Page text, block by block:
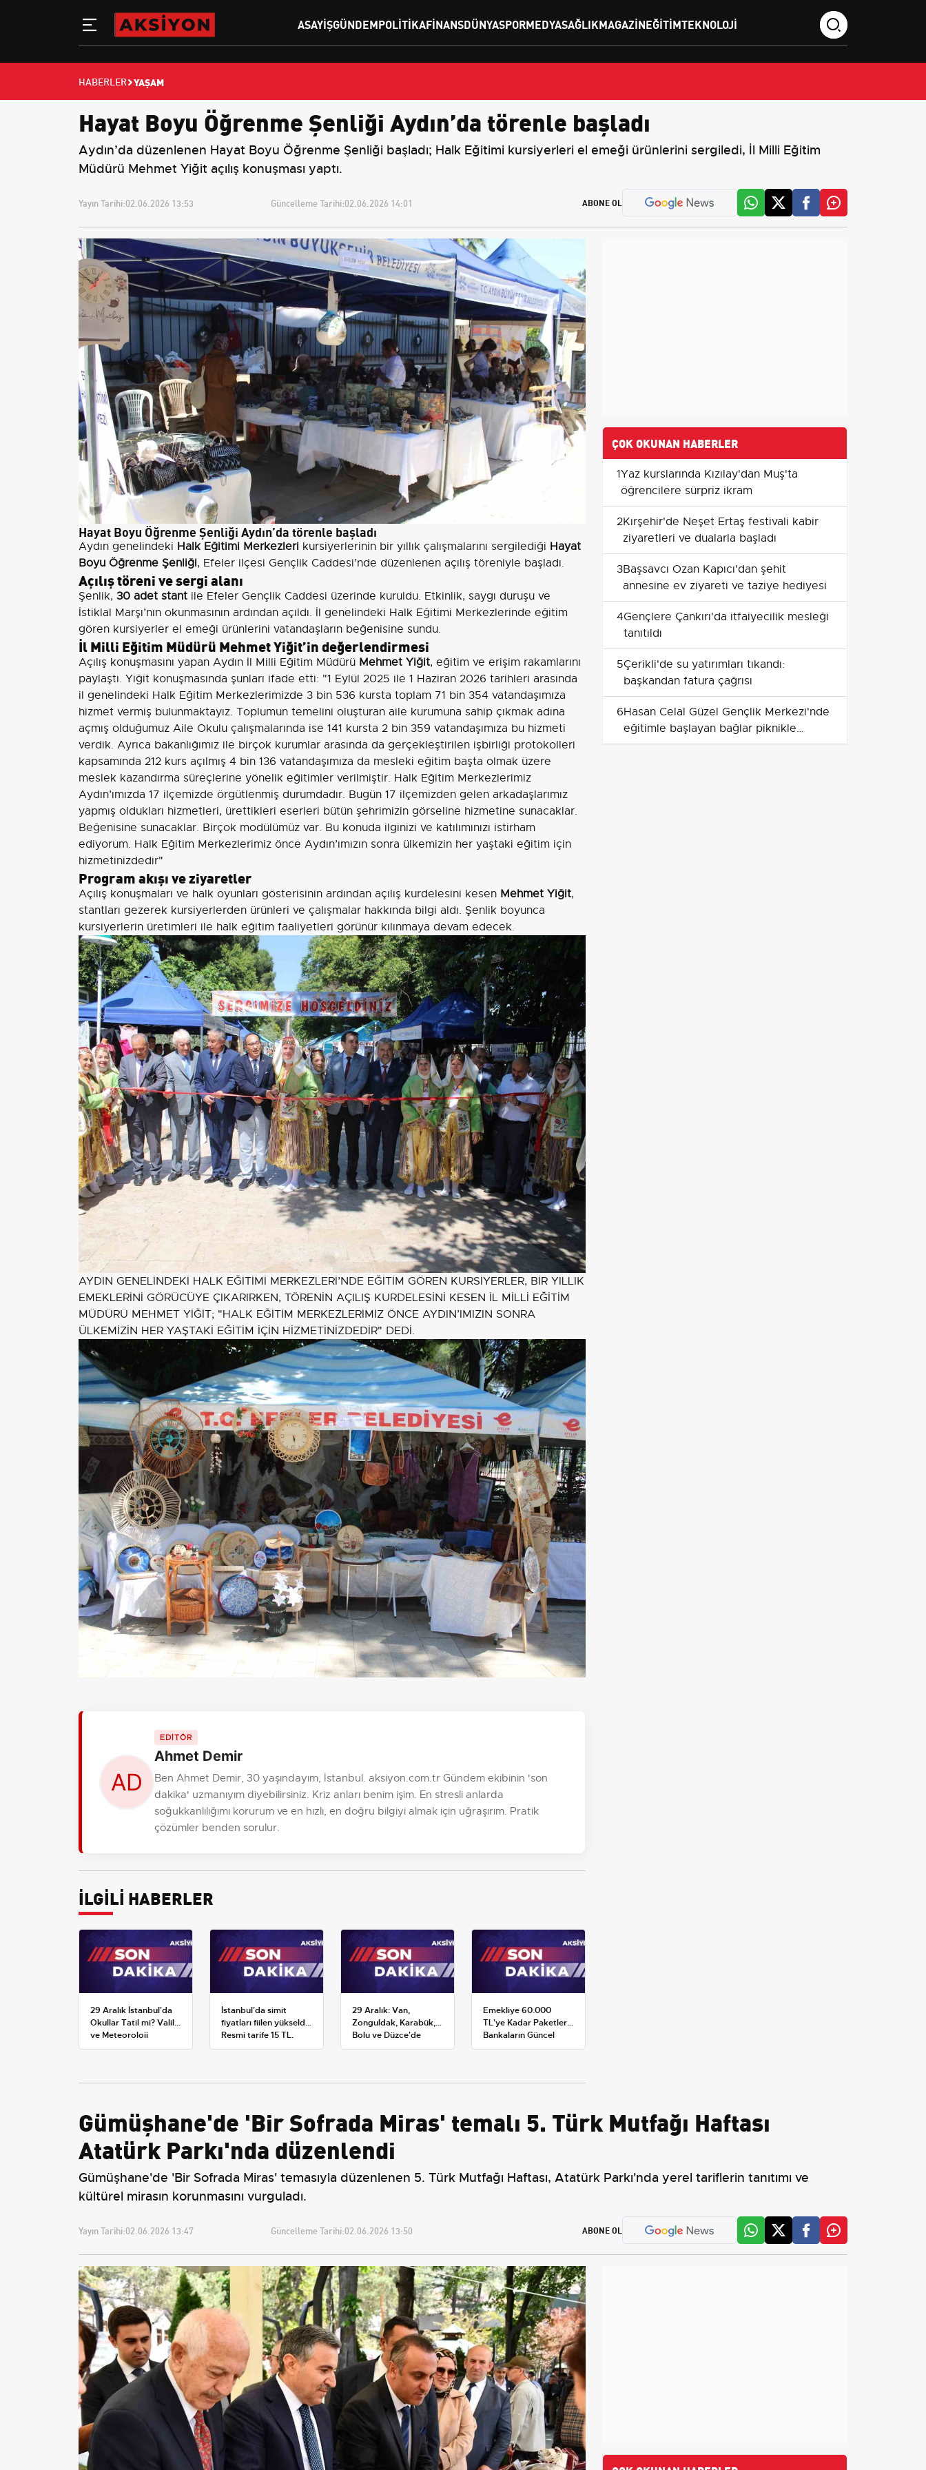
ASAYIŞGÜNDEMPOLITIKAFINANSDÜNYASPORMEDYASAĞLIKMAGAZINEĞITIMTEKNOLOJI
HABERLER YAŞAM
Hayat Boyu Öğrenme Şenliği Aydın’da törenle başladı
Aydın’da düzenlenen Hayat Boyu Öğrenme Şenliği başladı; Halk Eğitimi kursiyerleri el emeği ürünlerini sergiledi, İl Milli Eğitim
Müdürü Mehmet Yiğit açılış konuşması yaptı.
Yayın Tarihi:02.06.2026 13:53 Güncelleme Tarihi:02.06.2026 14:01 ABONE OL
Hayat Boyu Öğrenme Şenliği Aydın’da törenle başladı
Aydın genelindeki Halk Eğitimi Merkezleri kursiyerlerinin bir yıllık çalışmalarını sergilediği Hayat
Boyu Öğrenme Şenliği, Efeler ilçesi Gençlik Caddesi’nde düzenlenen açılış töreniyle başladı.
Açılış töreni ve sergi alanı
Şenlik, 30 adet stant ile Efeler Gençlik Caddesi üzerinde kuruldu. Etkinlik, saygı duruşu ve
İstiklal Marşı’nın okunmasının ardından açıldı. İl genelindeki Halk Eğitimi Merkezlerinde eğitim
gören kursiyerler el emeği ürünlerini vatandaşların beğenisine sundu.
İl Milli Eğitim Müdürü Mehmet Yiğit’in değerlendirmesi
Açılış konuşmasını yapan Aydın İl Milli Eğitim Müdürü Mehmet Yiğit, eğitim ve erişim rakamlarını
paylaştı. Yiğit konuşmasında şunları ifade etti: "1 Eylül 2025 ile 1 Haziran 2026 tarihleri arasında
il genelindeki Halk Eğitim Merkezlerimizde 3 bin 536 kursta toplam 71 bin 354 vatandaşımıza
hizmet vermiş bulunmaktayız. Toplumun temelini oluşturan aile kurumuna sahip çıkmak adına
açmış olduğumuz Aile Okulu çalışmalarında ise 141 kursta 2 bin 359 vatandaşımıza bu hizmeti
verdik. Ayrıca bakanlığımız ile birçok kurumlar arasında da gerçekleştirilen işbirliği protokolleri
kapsamında 212 kurs açılmış 4 bin 136 vatandaşımıza da mesleki eğitim başta olmak üzere
meslek kazandırma süreçlerine yönelik eğitimler verilmiştir. Halk Eğitim Merkezlerimiz
Aydın’ımızda 17 ilçemizde örgütlenmiş durumdadır. Bugün 17 ilçemizden gelen arkadaşlarımız
yapmış oldukları hizmetleri, ürettikleri eserleri bütün şehrimizin görseline hizmetine sunacaklar.
Beğenisine sunacaklar. Birçok modülümüz var. Bu konuda ilginizi ve katılımınızı istirham
ediyorum. Halk Eğitim Merkezlerimiz önce Aydın’ımızın sonra ülkemizin her yaştaki eğitim için
hizmetinizdedir"
Program akışı ve ziyaretler
Açılış konuşmaları ve halk oyunları gösterisinin ardından açılış kurdelesini kesen Mehmet Yiğit,
stantları gezerek kursiyerlerden ürünleri ve çalışmalar hakkında bilgi aldı. Şenlik boyunca
kursiyerlerin üretimleri ile halk eğitim faaliyetleri görünür kılınmaya devam edecek.
AYDIN GENELİNDEKİ HALK EĞİTİMİ MERKEZLERİ’NDE EĞİTİM GÖREN KURSİYERLER, BİR YILLIK
EMEKLERİNİ GÖRÜCÜYE ÇIKARIRKEN, TÖRENİN AÇILIŞ KURDELESİNİ KESEN İL MİLLİ EĞİTİM
MÜDÜRÜ MEHMET YİĞİT; "HALK EĞİTİM MERKEZLERİMİZ ÖNCE AYDIN’IMIZIN SONRA
ÜLKEMİZİN HER YAŞTAKİ EĞİTİM İÇİN HİZMETİNİZDEDİR" DEDİ.
EDİTÖR
Ahmet Demir
Ben Ahmet Demir, 30 yaşındayım, İstanbul. aksiyon.com.tr Gündem ekibinin 'son
dakika' uzmanıyım diyebilirsiniz. Kriz anları benim işim. En stresli anlarda
soğukkanlılığımı korurum ve en hızlı, en doğru bilgiyi almak için uğraşırım. Pratik
çözümler benden sorulur.
İLGİLİ HABERLER
29 Aralık İstanbul'da
Okullar Tatil mi? Valilik
ve Meteoroloji
Açıklamaları
İstanbul'da simit
fiyatları fiilen yükseldi:
Resmi tarife 15 TL,
satışlar 20-25 TL'ye
29 Aralık: Van,
Zonguldak, Karabük,
Bolu ve Düzce'de
okullar tatil —
Emekliye 60.000
TL'ye Kadar Paketler:
Bankaların Güncel
Promosyon ve Ek
ÇOK OKUNAN HABERLER
1Yaz kurslarında Kızılay'dan Muş'ta
öğrencilere sürpriz ikram
2Kırşehir'de Neşet Ertaş festivali kabir
ziyaretleri ve dualarla başladı
3Başsavcı Ozan Kapıcı'dan şehit
annesine ev ziyareti ve taziye hediyesi
4Gençlere Çankırı'da itfaiyecilik mesleği
tanıtıldı
5Çerikli'de su yatırımları tıkandı:
başkandan fatura çağrısı
6Hasan Celal Güzel Gençlik Merkezi'nde
eğitimle başlayan bağlar piknikle
güçleniyor
Gümüşhane'de 'Bir Sofrada Miras' temalı 5. Türk Mutfağı Haftası
Atatürk Parkı'nda düzenlendi
Gümüşhane'de 'Bir Sofrada Miras' temasıyla düzenlenen 5. Türk Mutfağı Haftası, Atatürk Parkı'nda yerel tariflerin tanıtımı ve
kültürel mirasın korunmasını vurguladı.
Yayın Tarihi:02.06.2026 13:47 Güncelleme Tarihi:02.06.2026 13:50 ABONE OL